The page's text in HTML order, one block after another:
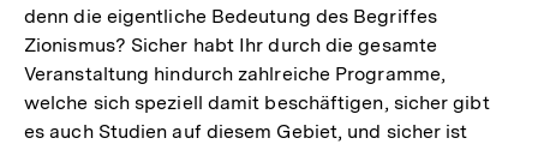
denn die eigentliche Bedeutung des Begriffes
Zionismus? Sicher habt Ihr durch die gesamte
Veranstaltung hindurch zahlreiche Programme,
welche sich speziell damit beschäftigen, sicher gibt
es auch Studien auf diesem Gebiet, und sicher ist